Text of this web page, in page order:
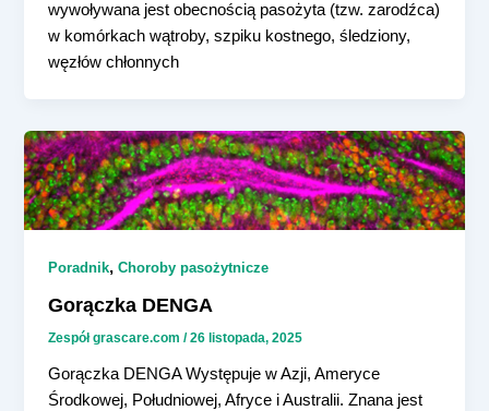
wywoływana jest obecnością pasożyta (tzw. zarodźca)
w komórkach wątroby, szpiku kostnego, śledziony,
węzłów chłonnych
Poradnik,Choroby pasożytnicze
Gorączka DENGA
Zespół grascare.com/26 listopada, 2025
Gorączka DENGA Występuje w Azji, Ameryce
Środkowej, Południowej, Afryce i Australii. Znana jest